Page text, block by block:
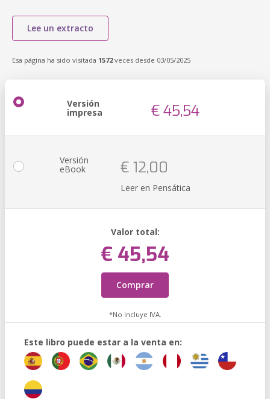
Lee un extracto
Esa página ha sido visitada 1572veces desde 03/05/2025
Versión
impresa € 45,54
Versión
eBook € 12,00
Leer en Pensática
Valor total:
€ 45,54
Comprar
*No incluye IVA.
Este libro puede estar a la venta en: